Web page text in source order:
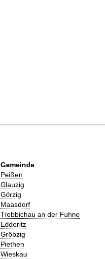
Gemeinde
Peißen
Glauzig
Görzig
Maasdorf
Trebbichau an der Fuhne
Edderitz
Gröbzig
Piethen
Wieskau